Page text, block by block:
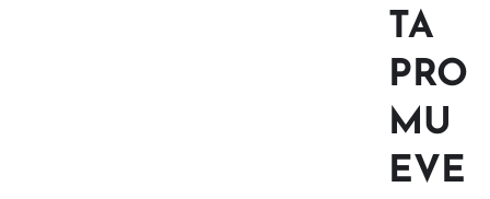
TA
PRO
MU
EVE